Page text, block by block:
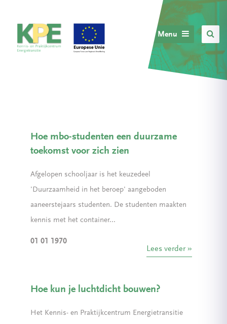
Menu
Hoe mbo-studenten een duurzame
toekomst voor zich zien
Afgelopen schooljaar is het keuzedeel
'Duurzaamheid in het beroep' aangeboden
aaneerstejaars studenten. De studenten maakten
kennis met het container...
01 01 1970
Lees verder
Hoe kun je luchtdicht bouwen?
Het Kennis- en Praktijkcentrum Energietransitie